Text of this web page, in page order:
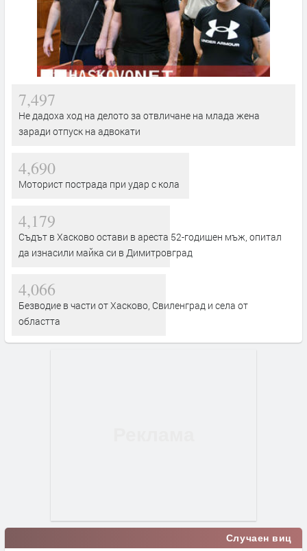
7,497
Не дадоха ход на делото за отвличане на млада жена
заради отпуск на адвокати
4,690
Моторист пострада при удар с кола
4,179
Съдът в Хасково остави в ареста 52-годишен мъж, опитал
да изнасили майка си в Димитровград
4,066
Безводие в части от Хасково, Свиленград и села от
областта
Случаен виц